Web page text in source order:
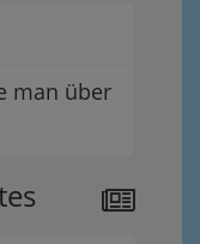
man über